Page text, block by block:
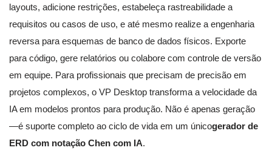
layouts, adicione restrições, estabeleça rastreabilidade a
requisitos ou casos de uso, e até mesmo realize a engenharia
reversa para esquemas de banco de dados físicos. Exporte
para código, gere relatórios ou colabore com controle de versão
em equipe. Para profissionais que precisam de precisão em
projetos complexos, o VP Desktop transforma a velocidade da
IA em modelos prontos para produção. Não é apenas geração
—é suporte completo ao ciclo de vida em um únicogerador de
ERD com notação Chen com IA.